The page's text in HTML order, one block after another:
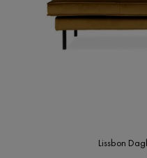
Lissbon